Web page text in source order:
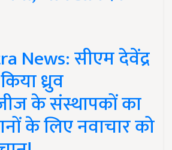
News: सीएम देवेंद्र
ध्रुव
के संस्थापकों का
के लिए नवाचार को